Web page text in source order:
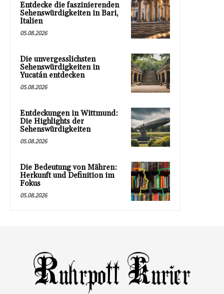
Entdecke die faszinierenden
Sehenswürdigkeiten in Bari,
Italien
05.08.2026
Die unvergesslichsten
Sehenswürdigkeiten in
Yucatán entdecken
05.08.2026
Entdeckungen in Wittmund:
Die Highlights der
Sehenswürdigkeiten
05.08.2026
Die Bedeutung von Mähren:
Herkunft und Definition im
Fokus
05.08.2026